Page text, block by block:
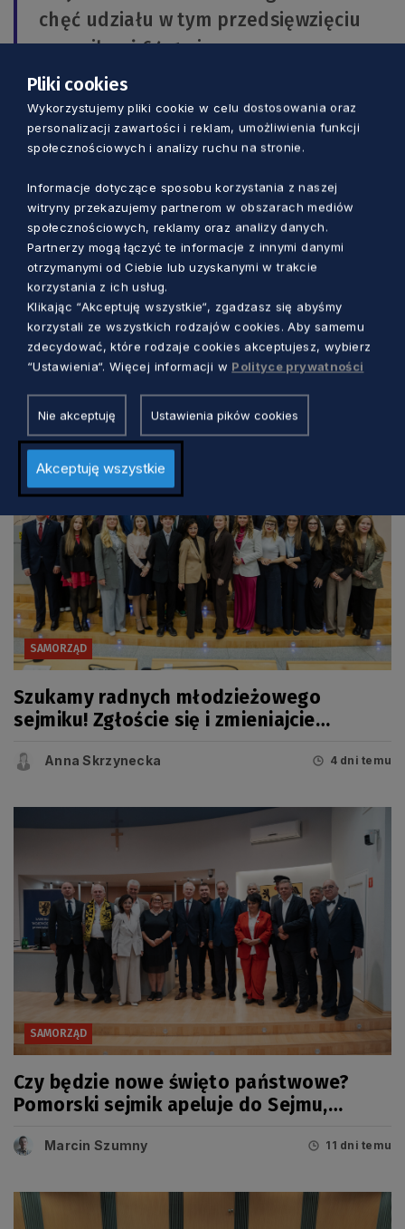
chęć udziału w tym przedsięwzięciu
wyraziły aż 64 gminy.
Chcąc wspomóc samorządy lokalne w pracach
nad organizacją kąpielisk, opracowana została
specjalna dokumentacja, w której zebrane
bezpieczeństwem czy praktyczne rozwiązania
architektoniczne. Szczegółowe informacje
dostępna sąTUTAJ.
Zobacz również
SAMORZĄD
Szukamy radnych młodzieżowego
sejmiku! Zgłoście się i zmieniajcie
Anna Skrzynecka 4 dni temu
SAMORZĄD
Czy będzie nowe święto państwowe?
Pomorski sejmik apeluje do Sejmu,
Marcin Szumny 11 dni temu
Pliki cookies
Wykorzystujemy pliki cookie w celu dostosowania oraz
personalizacji zawartości i reklam, umożliwienia funkcji
społecznościowych i analizy ruchu na stronie.
Informacje dotyczące sposobu korzystania z naszej
witryny przekazujemy partnerom w obszarach mediów
społecznościowych, reklamy oraz analizy danych.
Partnerzy mogą łączyć te informacje z innymi danymi
otrzymanymi od Ciebie lub uzyskanymi w trakcie
korzystania z ich usług.
Klikając “Akceptuję wszystkie“, zgadzasz się abyśmy
korzystali ze wszystkich rodzajów cookies. Aby samemu
zdecydować, które rodzaje cookies akceptujesz, wybierz
“Ustawienia“. Więcej informacji w Polityce prywatności
Nie akceptuję Ustawienia pików cookies
Akceptuję wszystkie